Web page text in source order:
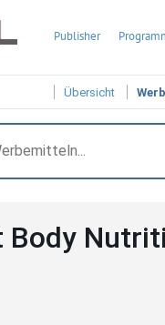
Publisher
Übersicht
Body